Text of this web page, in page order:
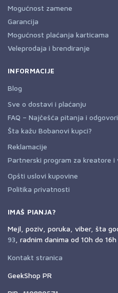
Mogućnost zamene
Garancija
Mogućnost plaćanja karticama
Veleprodaja i brendiranje
INFORMACIJE
Blog
Sve o dostavi i plaćanju
FAQ – Najčešća pitanja i odgovori
Šta kažu Bobanovi kupci?
Reklamacije
Partnerski program za kreatore i
Opšti uslovi kupovine
Politika privatnosti
IMAŠ PIANJA?
Mejl, poziv, poruka, viber, šta
93 , radnim danima od 10h do
Kontakt stranica
GeekShop PR